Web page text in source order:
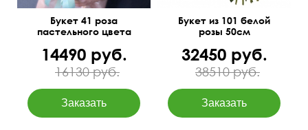
Букет 41 роза
пастельного цвета
14490 руб.
16130 руб.
Букет из 101 белой
розы 50см
32450 руб.
38510 руб.